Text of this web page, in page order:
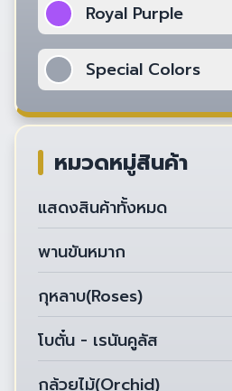
Royal Purple
Special Colors
หมวดหมู่สินค้า
แสดงสินค้าทั้งหมด
พานขันหมาก
กุหลาบ(Roses)
โบตั๋น - เรนันคูลัส
กล้วยไม้(Orchid)